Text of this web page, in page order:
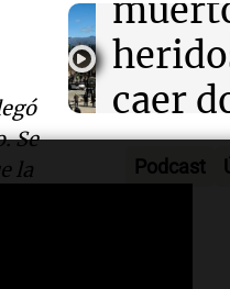
Se
la
desde
Panorama
Episodios
caer
desde
puente
noche
Audio.
Podcast